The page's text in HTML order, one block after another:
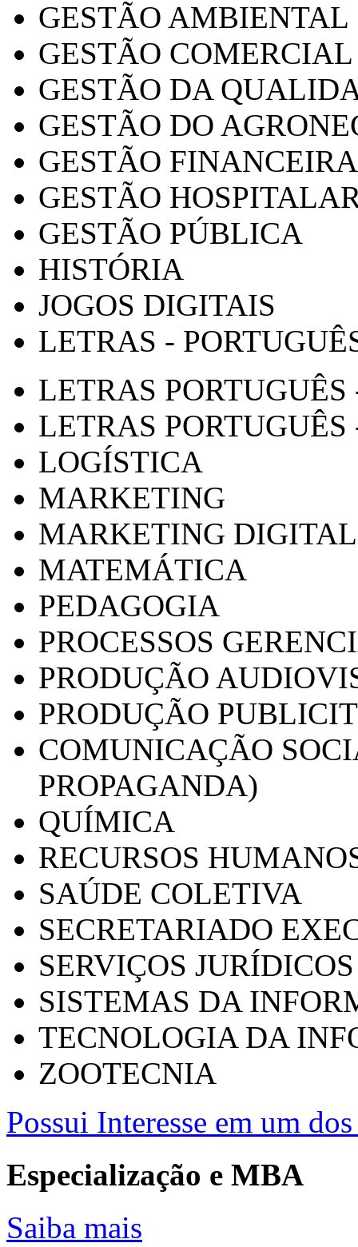
GESTÃO AMBIENTAL
GESTÃO COMERCIAL
GESTÃO DA
GESTÃO DO
GESTÃO FINANCEIRA
GESTÃO
GESTÃO PÚBLICA
HISTÓRIA
JOGOS DIGITAIS
LETRAS -
LETRAS
LETRAS PORTUGUÊS
LOGÍSTICA
MARKETING
MARKETING DIGITAL
MATEMÁTICA
PEDAGOGIA
PROCESSOS
PRODUÇÃO
PRODUÇÃO
COMUNICAÇÃO
PROPAGANDA)
QUÍMICA
RECURSOS
SAÚDE COLETIVA
SECRETARIADO
SERVIÇOS
SISTEMAS DA
TECNOLOGIA DA
ZOOTECNIA
Possui Interesse em um
Especialização e MBA
Saiba mais